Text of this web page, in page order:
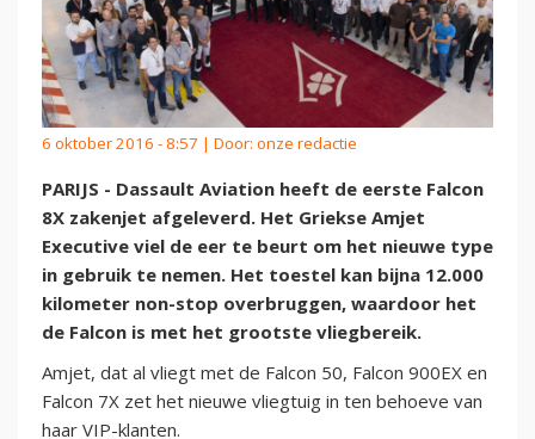
6 oktober 2016 - 8:57 | Door: onze redactie
PARIJS - Dassault Aviation heeft de eerste Falcon
8X zakenjet afgeleverd. Het Griekse Amjet
Executive viel de eer te beurt om het nieuwe type
in gebruik te nemen. Het toestel kan bijna 12.000
kilometer non-stop overbruggen, waardoor het
de Falcon is met het grootste vliegbereik.
Amjet, dat al vliegt met de Falcon 50, Falcon 900EX en
Falcon 7X zet het nieuwe vliegtuig in ten behoeve van
haar VIP-klanten.